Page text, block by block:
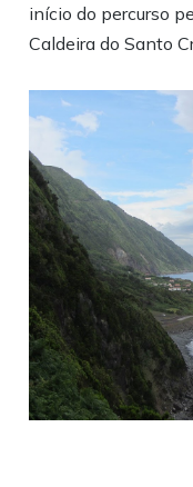
início do percurso
Caldeira do Santo